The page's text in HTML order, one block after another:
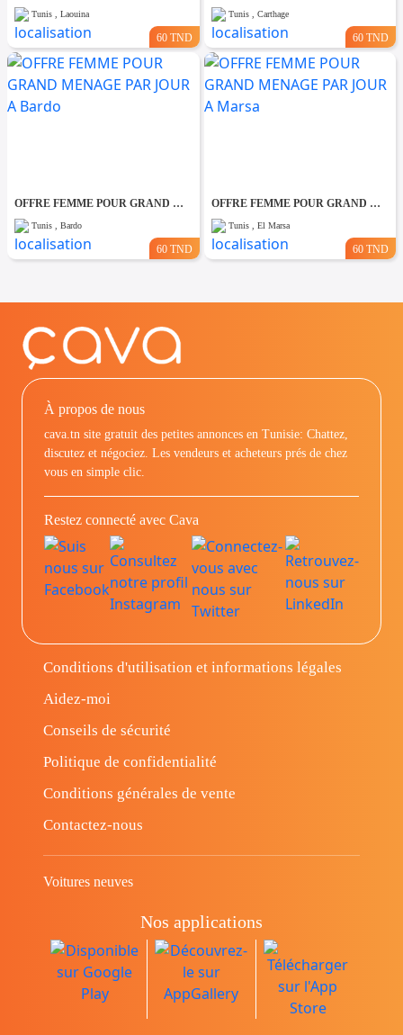
Tunis , Laouina
60 TND
Tunis , Carthage
60 TND
OFFRE FEMME POUR GRAND MENAGE PAR JOUR A Bardo
Tunis , Bardo
60 TND
OFFRE FEMME POUR GRAND MENAGE PAR JOUR A Marsa
Tunis , El Marsa
60 TND
À propos de nous
cava.tn site gratuit des petites annonces en Tunisie: Chattez,
discutez et négociez. Les vendeurs et acheteurs prés de chez
vous en simple clic.
Restez connecté avec Cava
Conditions d'utilisation et informations légales
Aidez-moi
Conseils de sécurité
Politique de confidentialité
Conditions générales de vente
Contactez-nous
Voitures neuves
Nos applications